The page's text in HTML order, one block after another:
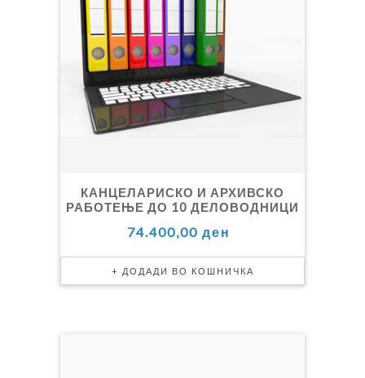
КАНЦЕЛАРИСКО И АРХИВСКО
РАБОТЕЊЕ ДО 10 ДЕЛОВОДНИЦИ
74.400,00 ден